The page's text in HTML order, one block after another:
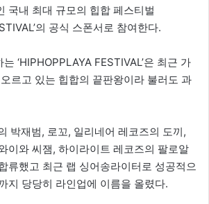
국내 최대 규모의 힙합 페스티벌
의 공식 스폰서로 참여한다.
‘HIPHOPPLAYA FESTIVAL’은 최근 가
르고 있는 힙합의 끝판왕이라 불러도 과
박재범, 로꼬, 일리네어 레코즈의 도끼,
이와 씨잼, 하이라이트 레코즈의 팔로알
류했고 최근 랩 싱어송라이터로 성공적으
지 당당히 라인업에 이름을 올렸다.